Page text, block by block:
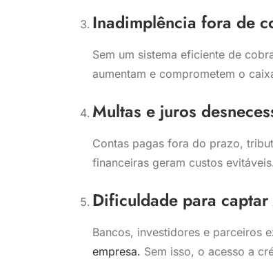
Inadimplência fora de
Sem um sistema eficiente de
aumentam e comprometem o
Multas e juros
Contas pagas fora do prazo,
financeiras geram custos
Dificuldade para captar
Bancos, investidores e parceiros
empresa. Sem isso, o acesso a